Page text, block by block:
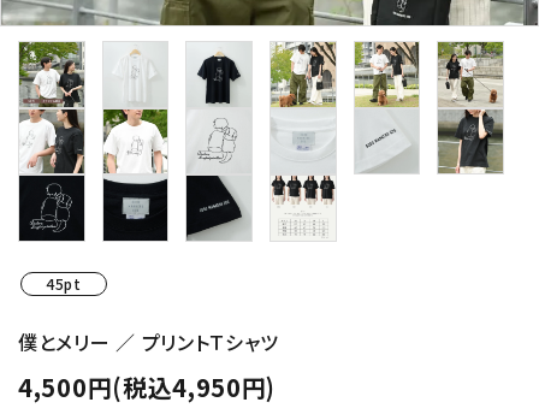
45pt
僕とメリー ／ プリントＴシャツ
4,500円(税込4,950円)